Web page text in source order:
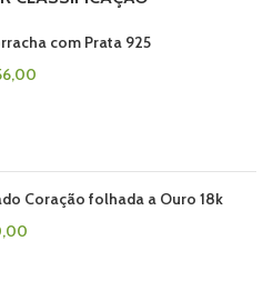
com Prata 925
Coração folhada a Ouro 18k